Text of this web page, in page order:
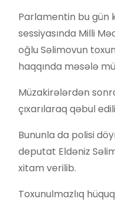
Parlamentin bu gün
sessiyasında Milli
oğlu Səlimovun
haqqında məsələ
Müzakirələrdən
çıxarılaraq qəbul
Bununla da polisi
deputat Eldəniz
xitam verilib.
Toxunulmazlıq